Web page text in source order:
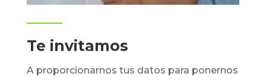
Te invitamos
A proporcionarnos tus datos para ponernos